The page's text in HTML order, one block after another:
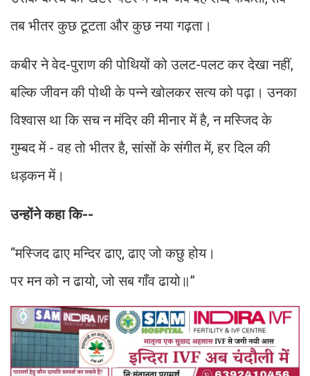
तब भीतर कुछ टूटता और कुछ नया गढ़ता।
कबीर ने वेद-पुराण की पोथियों को उलट-पलट कर देखा नहीं,
बल्कि जीवन की पोथी के पन्ने खोलकर सत्य को पढ़ा। उनका
विश्वास था कि सच न मंदिर की मीनार में है, न मस्जिद के
गुम्बद में - वह तो भीतर है, सांसों के संगीत में, हर दिल की
धड़कन में।
उन्होंने कहा कि--
“मस्जिद ढाए मन्दिर ढाए, ढाए जो कछु होय।
पर मन को न ढायो, जो सब गाँव ढायो॥”